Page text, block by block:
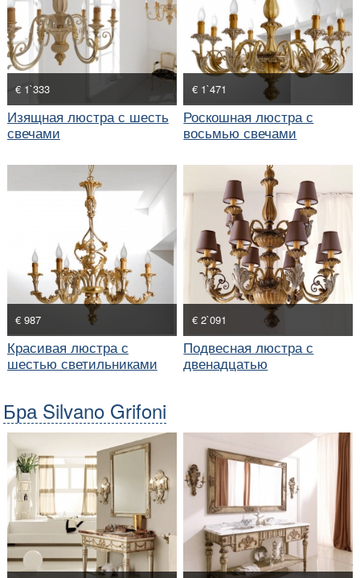
€ 1`333
Изящная люстра с шесть
свечами
€ 1`471
Роскошная люстра с
восьмью свечами
€ 987
Красивая люстра с
шестью светильниками
€ 2`091
Подвесная люстра с
двенадцатью
Бра Silvano Grifoni